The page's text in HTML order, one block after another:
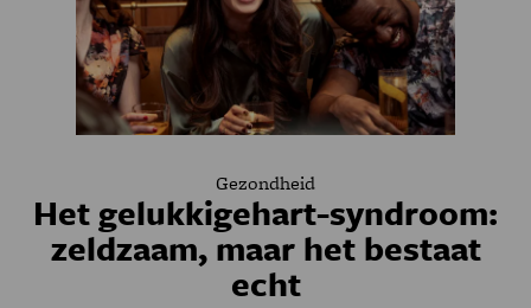
Gezondheid
Het gelukkigehart-syndroom:
zeldzaam, maar het bestaat
echt